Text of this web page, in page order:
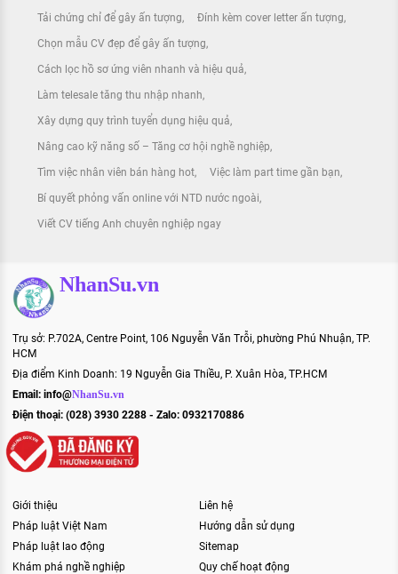
Tải chứng chỉ để gây ấn tượng Đính kèm cover letter ấn tượng
Chọn mẫu CV đẹp để gây ấn tượng
Cách lọc hồ sơ ứng viên nhanh và hiệu quả
Làm telesale tăng thu nhập nhanh
Xây dựng quy trình tuyển dụng hiệu quả
Nâng cao kỹ năng số – Tăng cơ hội nghề nghiệp
Tìm việc nhân viên bán hàng hot Việc làm part time gần bạn
Bí quyết phỏng vấn online với NTD nước ngoài
Viết CV tiếng Anh chuyên nghiệp ngay
NhanSu.vn
Trụ sở: P.702A, Centre Point, 106 Nguyễn Văn Trỗi, phường Phú Nhuận, TP.
HCM
Địa điểm Kinh Doanh: 19 Nguyễn Gia Thiều, P. Xuân Hòa, TP.HCM
Email: info@NhanSu.vn
Điện thoại: (028) 3930 2288 - Zalo: 0932170886
Giới thiệu
Pháp luật Việt Nam
Pháp luật lao động
Khám phá nghề nghiệp
Liên hệ
Hướng dẫn sử dụng
Sitemap
Quy chế hoạt động